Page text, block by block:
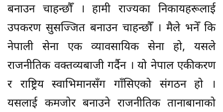
बनाउन चाहन्छौँ । हामी राज्यका निकायहरूलाई
उपकरण सुसज्जित बनाउन चाहन्छौँ । मैले भनेँ कि
नेपाली सेना एक व्यावसायिक सेना हो, यसले
राजनीतिक वक्तव्यबाजी गर्दैन । यो नेपाल एकीकरण
र राष्ट्रिय स्वाभिमानसँग गाँसिएको संगठन हो ।
यसलाई कमजोर बनाउने राजनीतिक तानाबानाको